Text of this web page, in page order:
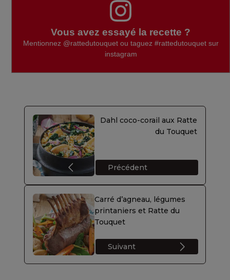
Vous avez essayé la recette ?
Mentionnez @rattedutouquetou taguez #rattedutouquetsur
instagram
Dahl coco-corail aux Ratte
du Touquet
Précédent
Carré d’agneau, légumes
printaniers et Ratte du
Touquet
Suivant